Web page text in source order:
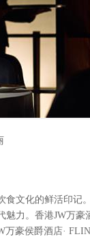
食文化的鲜活印记
力。香港JW万豪
万豪侯爵酒店·